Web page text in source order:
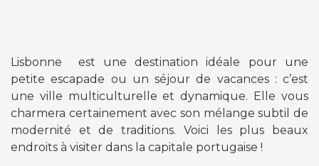
Lisbonne est une destination idéale pour une
petite escapade ou un séjour de vacances : c’est
une ville multiculturelle et dynamique. Elle vous
charmera certainement avec son mélange subtil de
modernité et de traditions. Voici les plus beaux
endroits à visiter dans la capitale portugaise !